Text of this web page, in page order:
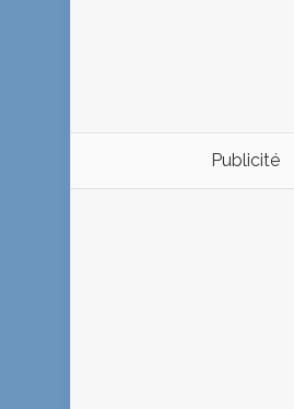
Publicité